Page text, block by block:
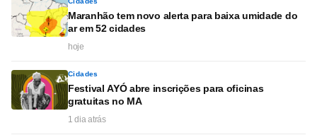
Maranhão tem novo alerta para baixa umidade do
ar em 52 cidades
hoje
Cidades
Festival AYÓ abre inscrições para oficinas
gratuitas no MA
1 dia atrás